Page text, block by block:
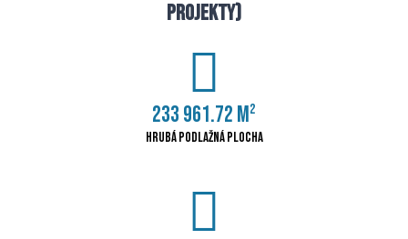
projekty)
233 961.72m²
Hrubá podlažná plocha